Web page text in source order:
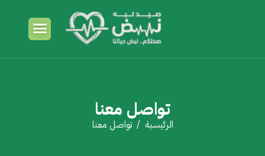
تواصل معنا
الرئيسية تواصل معنا